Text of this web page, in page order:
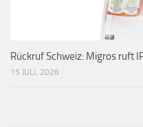
Rückruf Schweiz: Migros ruft
15 JULI, 2026